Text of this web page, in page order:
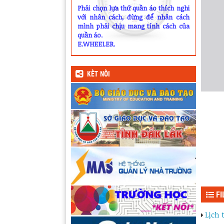
Phải chọn lựa thứ quần áo thích nghi
với nhân cách, đừng để nhân cách
mình phải chịu mang tính cách của
quần áo.
E.WHEELER.
KẾT NỐI
Lịch